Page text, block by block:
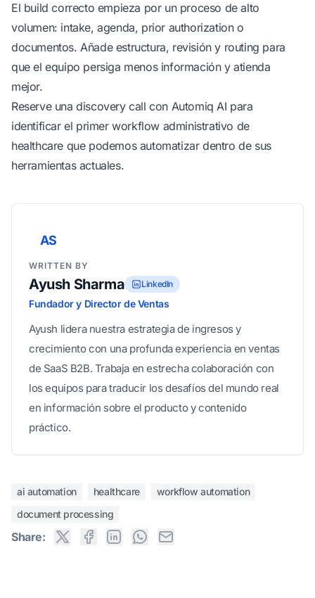
El build correcto empieza por un proceso de alto
volumen: intake, agenda, prior authorization o
documentos. Añade estructura, revisión y routing para
que el equipo persiga menos información y atienda
mejor.
Reserve una discovery call con Automiq AI para
identificar el primer workflow administrativo de
healthcare que podemos automatizar dentro de sus
herramientas actuales.
AS
WRITTEN BY
Ayush Sharma LinkedIn
Fundador y Director de Ventas
Ayush lidera nuestra estrategia de ingresos y
crecimiento con una profunda experiencia en ventas
de SaaS B2B. Trabaja en estrecha colaboración con
los equipos para traducir los desafíos del mundo real
en información sobre el producto y contenido
práctico.
ai automation healthcare
workflow automation
document processing
Share: